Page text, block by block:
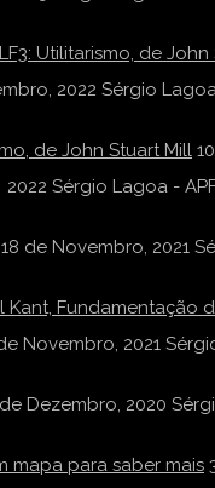
Utilitarismo, de John
2022 Sérgio
de John Stuart Mill
2022 Sérgio Lagoa -
18 de Novembro, 2021
Kant, Fundamentação
Novembro, 2021
Dezembro, 2020
mapa para saber mais